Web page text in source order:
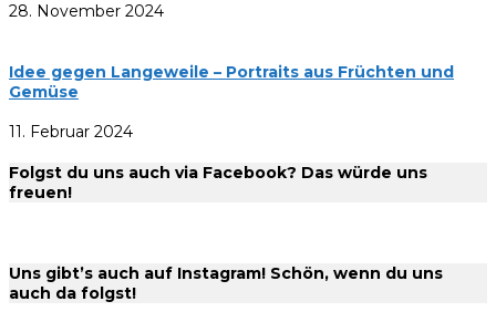
28. November 2024
Idee gegen Langeweile – Portraits aus Früchten und
Gemüse
11. Februar 2024
Folgst du uns auch via Facebook? Das würde uns
freuen!
Uns gibt’s auch auf Instagram! Schön, wenn du uns
auch da folgst!